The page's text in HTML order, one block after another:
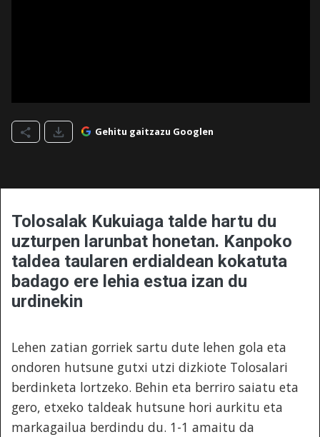
Gehitu gaitzazu Googlen
Tolosalak Kukuiaga talde hartu du
uzturpen larunbat honetan. Kanpoko
taldea taularen erdialdean kokatuta
badago ere lehia estua izan du
urdinekin
Lehen zatian gorriek sartu dute lehen gola eta
ondoren hutsune gutxi utzi dizkiote Tolosalari
berdinketa lortzeko. Behin eta berriro saiatu eta
gero, etxeko taldeak hutsune hori aurkitu eta
markagailua berdindu du. 1-1 amaitu da